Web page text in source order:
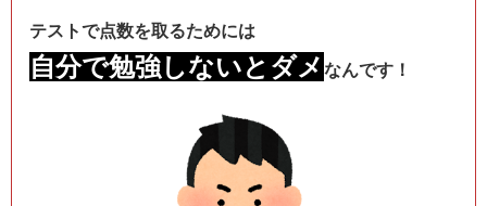
テストで点数を取るためには
自分で勉強しないとダメ なんです！